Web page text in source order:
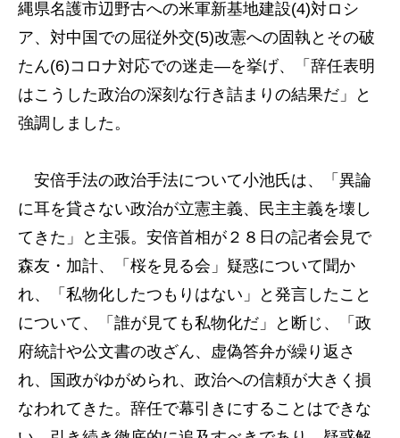
縄県名護市辺野古への米軍新基地建設(4)対ロシ
ア、対中国での屈従外交(5)改憲への固執とその破
たん(6)コロナ対応での迷走―を挙げ、「辞任表明
はこうした政治の深刻な行き詰まりの結果だ」と
強調しました。
安倍手法の政治手法について小池氏は、「異論
に耳を貸さない政治が立憲主義、民主主義を壊し
てきた」と主張。安倍首相が２８日の記者会見で
森友・加計、「桜を見る会」疑惑について聞か
れ、「私物化したつもりはない」と発言したこと
について、「誰が見ても私物化だ」と断じ、「政
府統計や公文書の改ざん、虚偽答弁が繰り返さ
れ、国政がゆがめられ、政治への信頼が大きく損
なわれてきた。辞任で幕引きにすることはできな